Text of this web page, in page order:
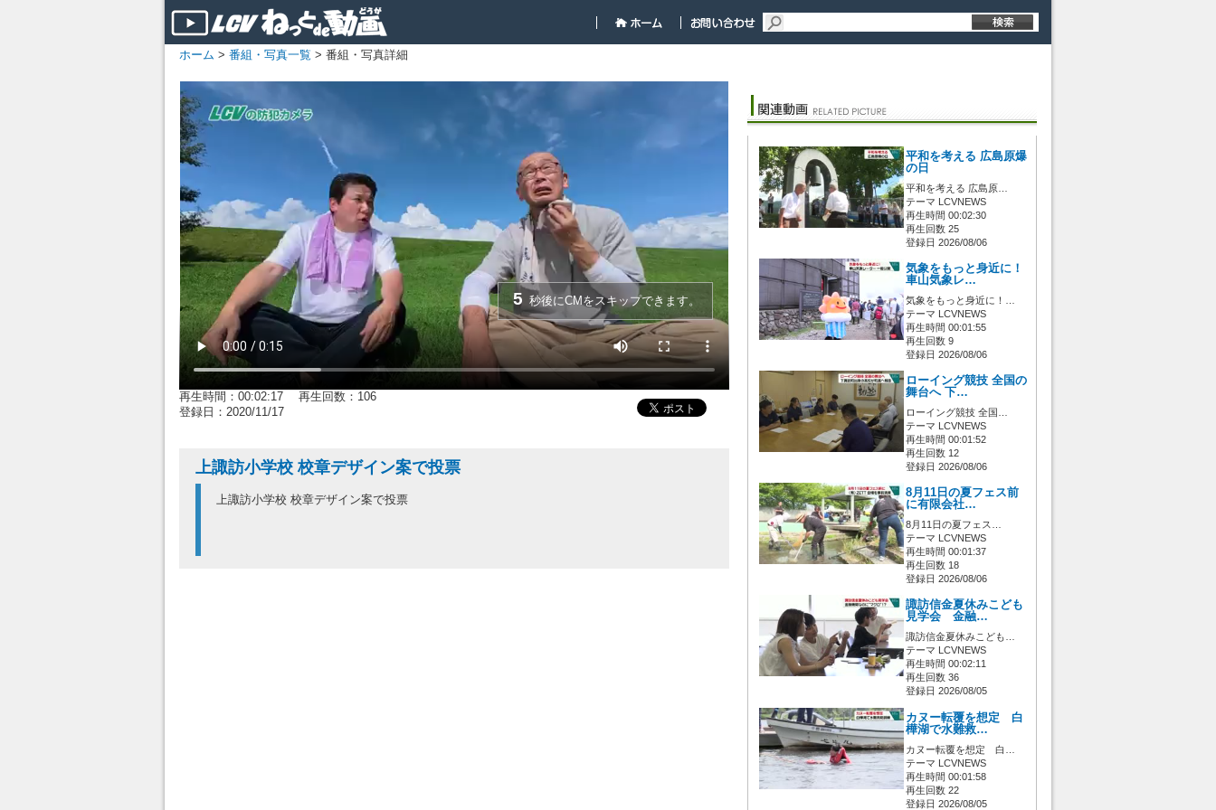
ホーム > 番組・写真一覧 > 番組・写真詳細
5 秒後にCMをスキップできます。
再生時間：00:02:17 再生回数：106
登録日：2020/11/17
上諏訪小学校 校章デザイン案で投票
上諏訪小学校 校章デザイン案で投票
平和を考える 広島原爆
の日
平和を考える 広島原…
テーマ LCVNEWS
再生時間 00:02:30
再生回数 25
登録日 2026/08/06
気象をもっと身近に！
車山気象レ…
気象をもっと身近に！…
テーマ LCVNEWS
再生時間 00:01:55
再生回数 9
登録日 2026/08/06
ローイング競技 全国の
舞台へ 下…
ローイング競技 全国…
テーマ LCVNEWS
再生時間 00:01:52
再生回数 12
登録日 2026/08/06
8月11日の夏フェス前
に有限会社…
8月11日の夏フェス…
テーマ LCVNEWS
再生時間 00:01:37
再生回数 18
登録日 2026/08/06
諏訪信金夏休みこども
見学会 金融…
諏訪信金夏休みこども…
テーマ LCVNEWS
再生時間 00:02:11
再生回数 36
登録日 2026/08/05
カヌー転覆を想定 白
樺湖で水難救…
カヌー転覆を想定 白…
テーマ LCVNEWS
再生時間 00:01:58
再生回数 22
登録日 2026/08/05